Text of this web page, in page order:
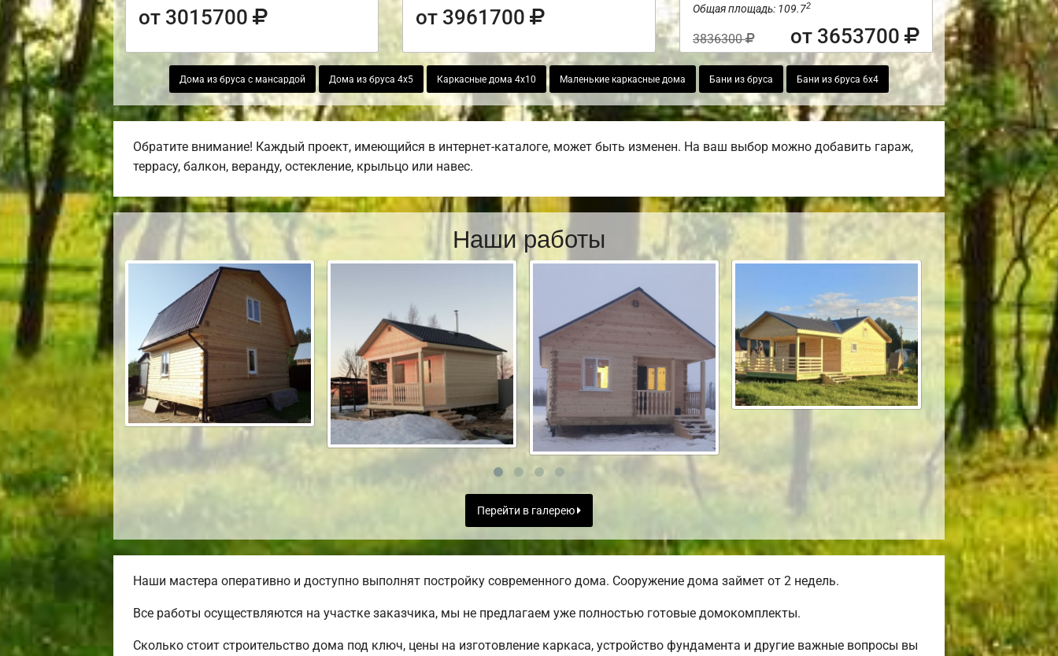
от 3015700 от 3961700
Общая площадь: 109.72
3836300 от 3653700
Дома из бруса с мансардой Дома из бруса 4х5 Каркасные дома 4х10 Маленькие каркасные дома Бани из бруса Бани из бруса 6х4
Обратите внимание! Каждый проект, имеющийся в интернет-каталоге, может быть изменен. На ваш выбор можно добавить гараж,
террасу, балкон, веранду, остекление, крыльцо или навес.
Наши работы
Перейти в галерею
Наши мастера оперативно и доступно выполнят постройку современного дома. Сооружение дома займет от 2 недель.
Все работы осуществляются на участке заказчика, мы не предлагаем уже полностью готовые домокомплекты.
Сколько стоит строительство дома под ключ, цены на изготовление каркаса, устройство фундамента и другие важные вопросы вы